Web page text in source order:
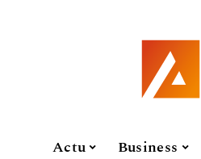
Actu Business